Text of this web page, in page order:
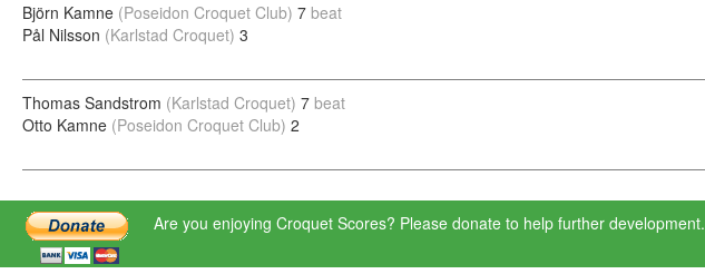
Björn Kamne (Poseidon Croquet Club) 7 beat
Pål Nilsson (Karlstad Croquet) 3
Thomas Sandstrom (Karlstad Croquet) 7 beat
Otto Kamne (Poseidon Croquet Club) 2
Are you enjoying Croquet Scores? Please donate to help further development.